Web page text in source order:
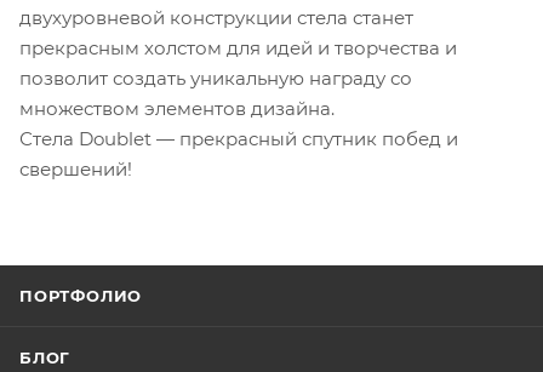
двухуровневой конструкции стела станет
прекрасным холстом для идей и творчества и
позволит создать уникальную награду со
множеством элементов дизайна.
Стела Doublet — прекрасный спутник побед и
свершений!
ПОРТФОЛИО
БЛОГ